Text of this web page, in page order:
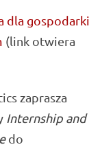
dla gospodarki
(link otwiera
zaprasza
Internship and
do